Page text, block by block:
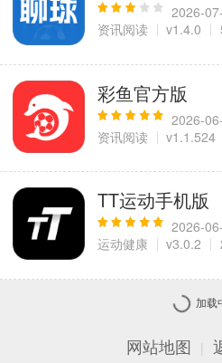
2026-
资讯阅读
v1.4.0
彩鱼官方版
2026-
资讯阅读
v1.1.524
TT运动手机版
2026-
运动健康
v3.0.2
加载
网站地图